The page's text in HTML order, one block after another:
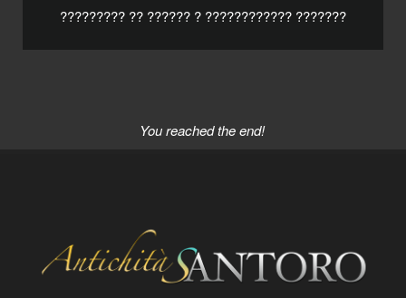
????????? ?? ?????? ? ???????????? ???????
You reached the end!